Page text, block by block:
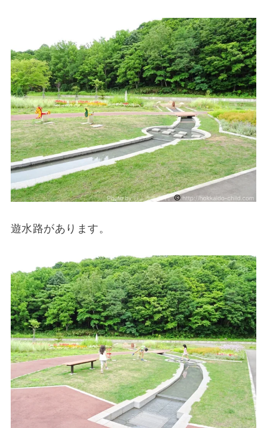
遊水路があります。